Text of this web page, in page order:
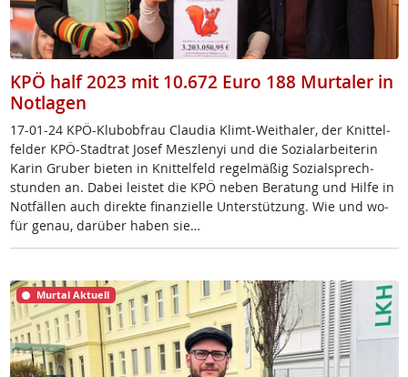
KPÖ half 2023 mit 10.672 Euro 188 Murtaler in
Notlagen
17-01-24 KPÖ-Klu­b­ob­frau Clau­dia Klimt-Weitha­ler, der Knit­tel­
fel­der KPÖ-Stadt­rat Jo­sef Mesz­le­nyi und die So­zial­ar­bei­te­rin
Ka­rin Gru­ber bie­ten in Knit­tel­feld re­gel­mä­ß­ig So­zial­sprech­
stun­den an. Da­bei leis­tet die KPÖ ne­ben Be­ra­tung und Hil­fe in
Not­fäl­len auch di­rek­te fi­nan­zi­el­le Un­ter­stüt­zung. Wie und wo­
für ge­nau, dar­über ha­ben sie…
Murtal Aktuell